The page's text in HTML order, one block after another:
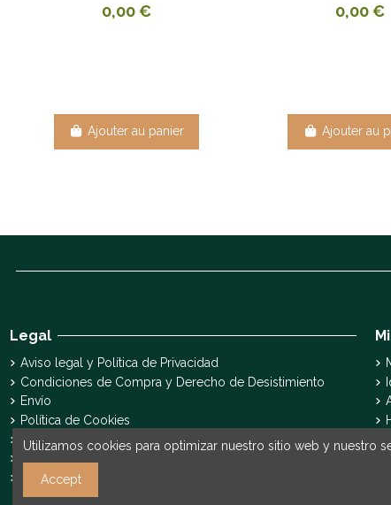
0,00 €
Ajouter au panier
0,00 €
Ajouter au
Legal
Aviso legal y Política de Privacidad
Condiciones de Compra y Derecho de Desistimiento
Envío
Política de Cookies
Declaración de accesibilidad
Pyme Innova
Utilizamos cookies para optimizar nuestro sitio web y nuestro
Accept